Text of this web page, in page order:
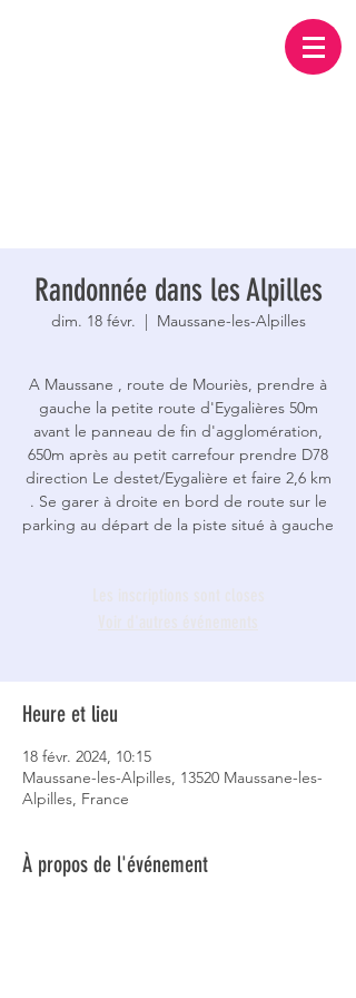
Randonnée dans les Alpilles
dim. 18 févr.
  |
Maussane-les-Alpilles
A Maussane , route de Mouriès, prendre à
gauche la petite route d'Eygalières 50m
avant le panneau de fin d'agglomération,
650m après au petit carrefour prendre D78
direction Le destet/Eygalière et faire 2,6 km
. Se garer à droite en bord de route sur le
parking au départ de la piste situé à gauche
Heure et lieu
18 févr. 2024, 10:15
Maussane-les-Alpilles, 13520 Maussane-les-
Alpilles, France
À propos de l'événement